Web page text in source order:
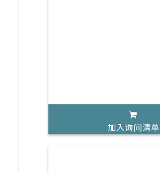
加入询问清单